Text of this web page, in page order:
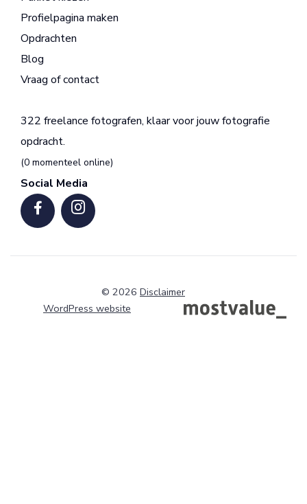
Profielpagina maken
Opdrachten
Blog
Vraag of contact
322 freelance fotografen, klaar voor jouw fotografie
opdracht.
(0 momenteel online)
Social Media
© 2026 Disclaimer
WordPress website